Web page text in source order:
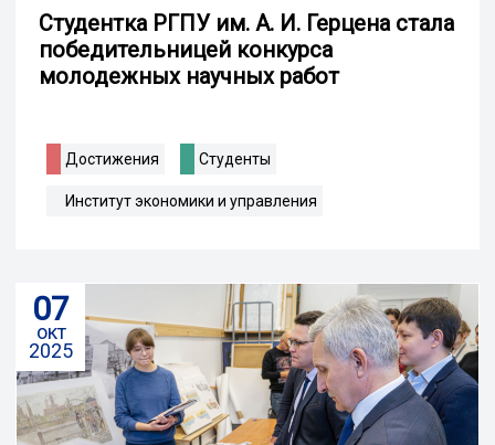
Студентка РГПУ им. А. И. Герцена стала
победительницей конкурса
молодежных научных работ
Достижения Студенты
Институт экономики и управления
07
окт
2025